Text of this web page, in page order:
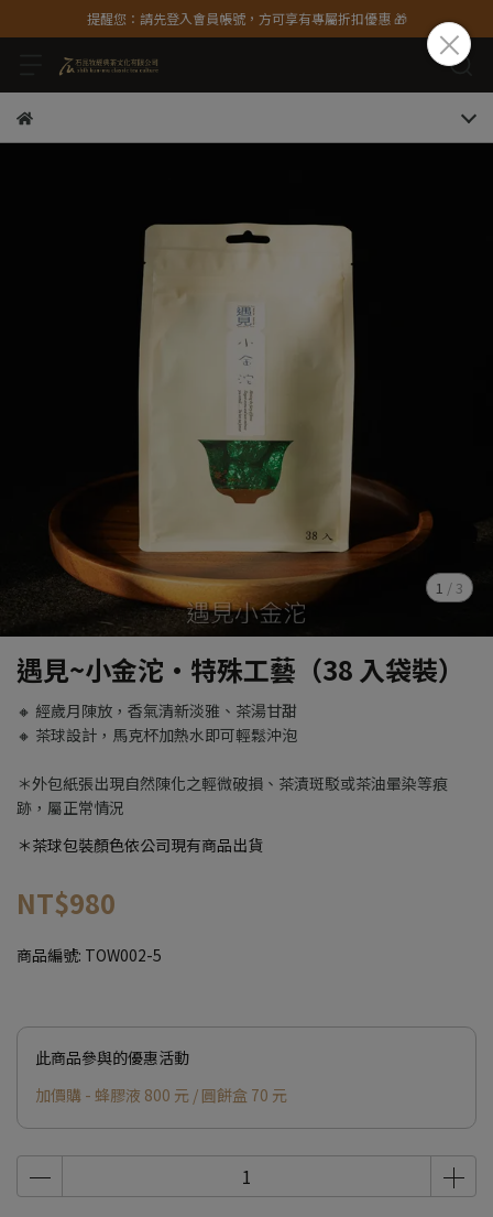
提醒您：請先登入會員帳號，方可享有專屬折扣優惠 🎁
1 / 3
遇見~小金沱·特殊工藝（38 入袋裝）
🔸 經歲月陳放，香氣清新淡雅、茶湯甘甜
🔸 茶球設計，馬克杯加熱水即可輕鬆沖泡
＊外包紙張出現自然陳化之輕微破損、茶漬斑駁或茶油暈染等痕
跡，屬正常情況
＊茶球包裝顏色依公司現有商品出貨
NT$980
商品編號: TOW002-5
此商品參與的優惠活動
加價購 - 蜂膠液 800 元 / 圓餅盒 70 元